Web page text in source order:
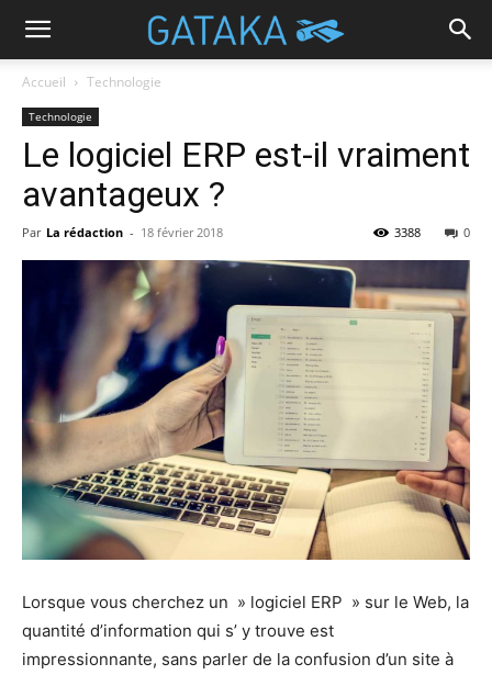
Accueil Technologie
Technologie
Le logiciel ERP est-il vraiment
avantageux ?
Par La rédaction - 18 février 2018 0
3388
Lorsque vous cherchez un » logiciel ERP » sur le Web, la
quantité d’information qui s’ y trouve est
impressionnante, sans parler de la confusion d’un site à